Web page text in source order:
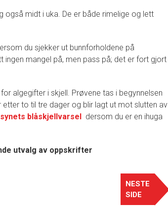
også midt i uka. De er både rimelige og lett
du sjekker ut bunnforholdene på
mangel på, men pass på; det er fort gjort
algegifter i skjell. Prøvene tas i begynnelsen
to til tre dager og blir lagt ut mot slutten av
blåskjellvarsel dersom du er en ihuga
utvalg av oppskrifter
NESTE
SIDE